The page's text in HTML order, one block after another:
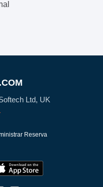
Ltd, UK
Reserva